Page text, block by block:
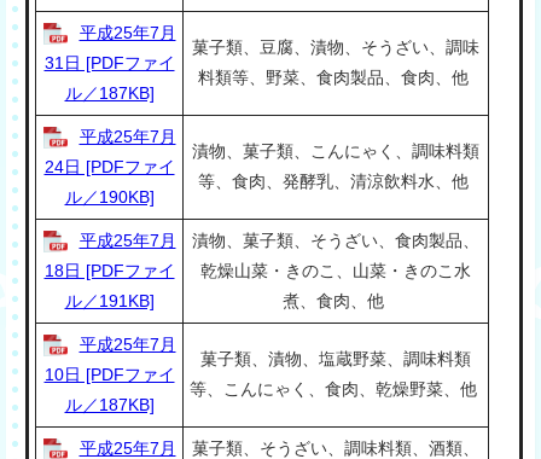
平成25年7月
31日 [PDFファイ
ル／187KB]
菓子類、豆腐、漬物、そうざい、調味
料類等、野菜、食肉製品、食肉、他
平成25年7月
24日 [PDFファイ
ル／190KB]
漬物、菓子類、こんにゃく、調味料類
等、食肉、発酵乳、清涼飲料水、他
平成25年7月
18日 [PDFファイ
ル／191KB]
漬物、菓子類、そうざい、食肉製品、
乾燥山菜・きのこ、山菜・きのこ水
煮、食肉、他
平成25年7月
10日 [PDFファイ
ル／187KB]
菓子類、漬物、塩蔵野菜、調味料類
等、こんにゃく、食肉、乾燥野菜、他
平成25年7月
菓子類、そうざい、調味料類、酒類、